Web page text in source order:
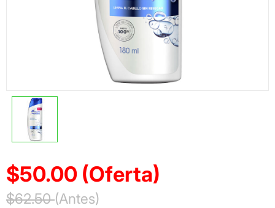
$50.00 (Oferta)
Precio reducido de
$62.50(Antes)